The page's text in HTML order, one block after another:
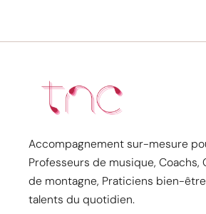
Accompagnement sur-mesure
Professeurs de musique, Coachs,
de montagne, Praticiens bien-
talents du quotidien.